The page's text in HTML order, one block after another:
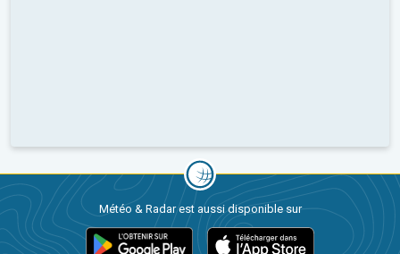
Météo & Radar est aussi disponible sur